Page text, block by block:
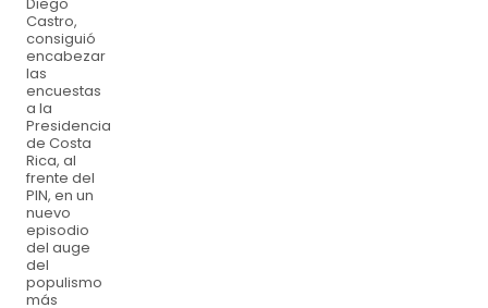
Diego
Castro,
consiguió
encabezar
las
encuestas
a la
Presidencia
de Costa
Rica, al
frente del
PIN, en un
nuevo
episodio
del auge
del
populismo
más